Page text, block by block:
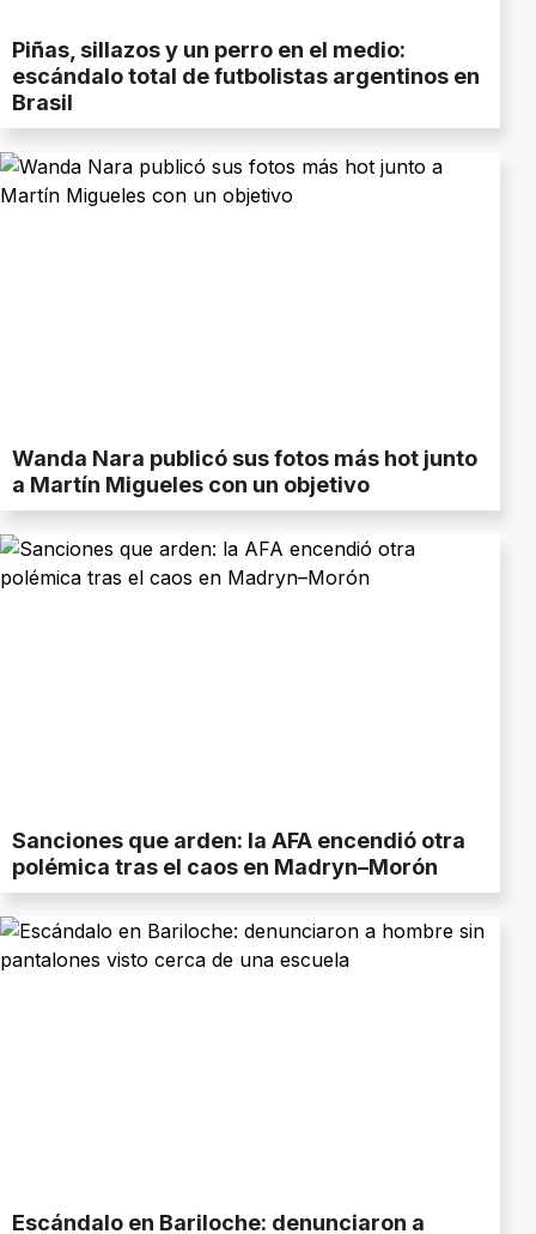
Piñas, sillazos y un perro en el medio:
escándalo total de futbolistas argentinos en
Brasil
Wanda Nara publicó sus fotos más hot junto
a Martín Migueles con un objetivo
Sanciones que arden: la AFA encendió otra
polémica tras el caos en Madryn–Morón
Escándalo en Bariloche: denunciaron a